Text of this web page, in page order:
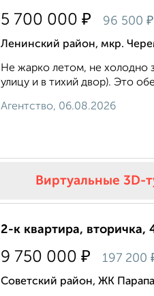
5 700 000 ₽ 96 500 ₽
Ленинский район, мкр.
Не жарко летом, не холодно
улицу и в тихий двор). Это
Агентство, 06.08.2026
Виртуальные 3D-
2-к квартира, вторичка,
9 750 000 ₽ 197 200
Советский район, ЖК